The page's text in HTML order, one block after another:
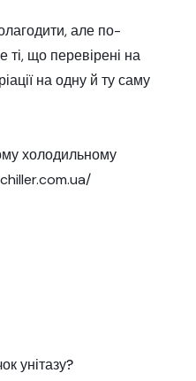
але по-
що перевірені на
на одну й ту саму
холодильному
унітазу?